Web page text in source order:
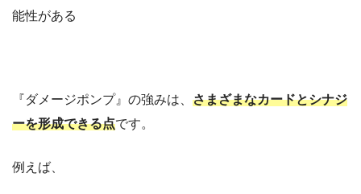
能性がある
『ダメージポンプ』の強みは、 さまざまなカードとシナジ
ーを形成できる点です。
例えば、